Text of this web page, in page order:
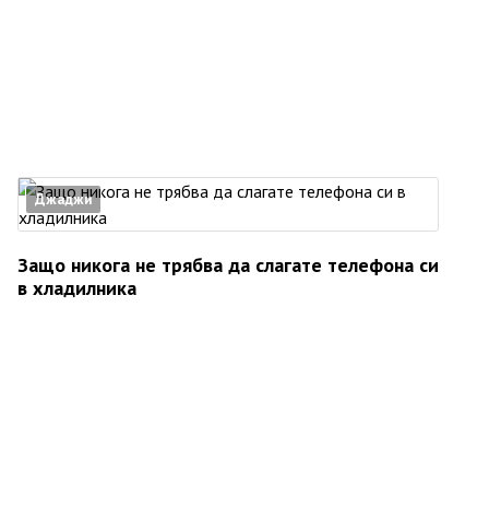
Джаджи
Защо никога не трябва да слагате телефона си
в хладилника